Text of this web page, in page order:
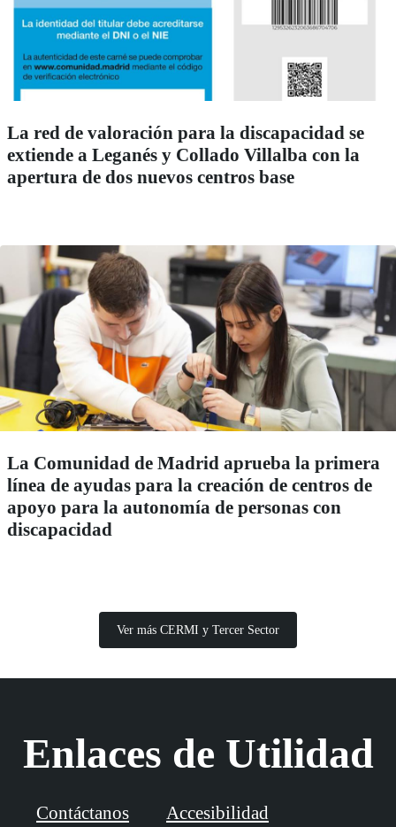
La red de valoración para la discapacidad se
extiende a Leganés y Collado Villalba con la
apertura de dos nuevos centros base
La Comunidad de Madrid aprueba la primera
línea de ayudas para la creación de centros de
apoyo para la autonomía de personas con
discapacidad
Ver más CERMI y Tercer Sector
Enlaces de Utilidad
Contáctanos Accesibilidad